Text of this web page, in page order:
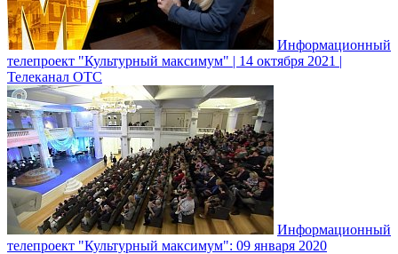
Информационный
телепроект "Культурный максимум" | 14 октября 2021 |
Телеканал ОТС
Информационный
телепроект "Культурный максимум": 09 января 2020